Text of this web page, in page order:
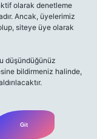
olarak denetleme
Ancak, üyelerimiz
siteye üye olarak
düşündüğünüz
bildirmeniz halinde,